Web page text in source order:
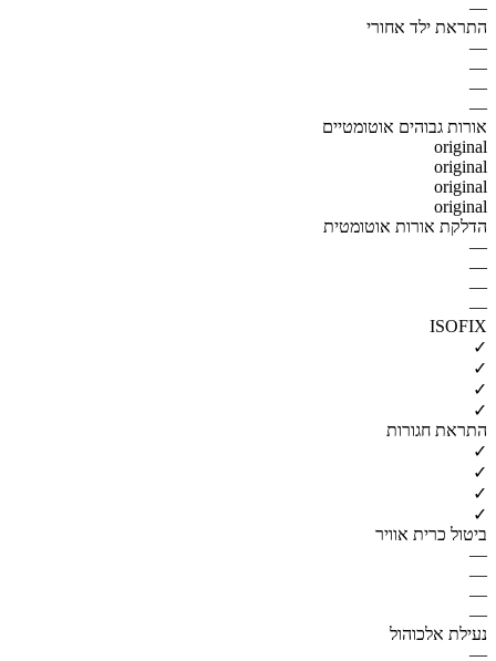
—
התראת ילד אחורי
—
—
—
—
אורות גבוהים אוטומטיים
original
original
original
original
הדלקת אורות אוטומטית
—
—
—
—
ISOFIX
✓
✓
✓
✓
התראת חגורות
✓
✓
✓
✓
ביטול כרית אוויר
—
—
—
—
נעילת אלכוהול
—